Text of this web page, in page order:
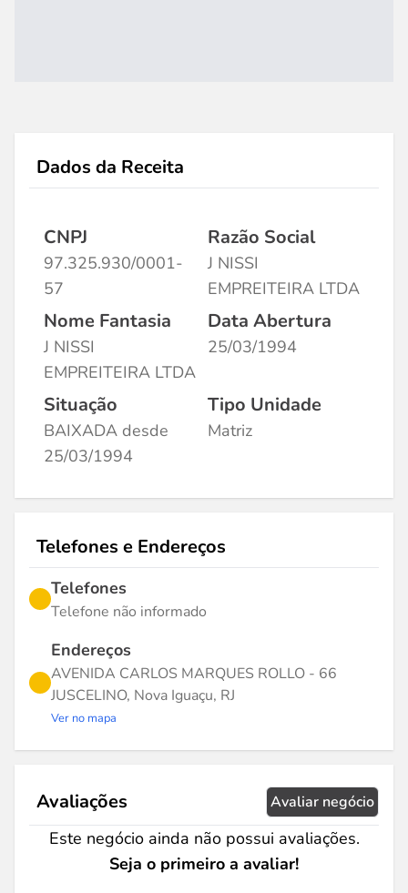
Dados da Receita
CNPJ
97.325.930/0001-
57
Razão Social
J NISSI
EMPREITEIRA LTDA
Nome Fantasia
J NISSI
EMPREITEIRA LTDA
Data Abertura
25/03/1994
Situação
BAIXADA desde
25/03/1994
Tipo Unidade
Matriz
Telefones e Endereços
Telefones
Telefone não informado
Endereços
AVENIDA CARLOS MARQUES ROLLO - 66
JUSCELINO, Nova Iguaçu, RJ
Ver no mapa
Avaliações Avaliar negócio
Este negócio ainda não possui avaliações.
Seja o primeiro a avaliar!